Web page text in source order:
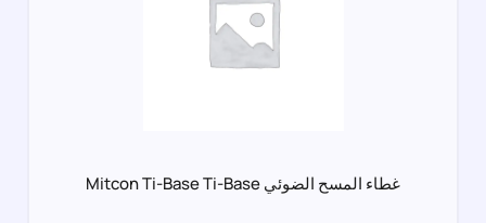
غطاء المسح الضوئي Mitcon Ti-Base Ti-Base